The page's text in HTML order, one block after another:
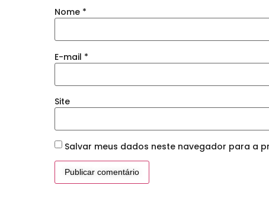
Nome *
E-mail *
Site
Salvar meus dados neste navegador para a